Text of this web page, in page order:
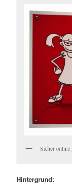
Sicher online
Hintergrund: